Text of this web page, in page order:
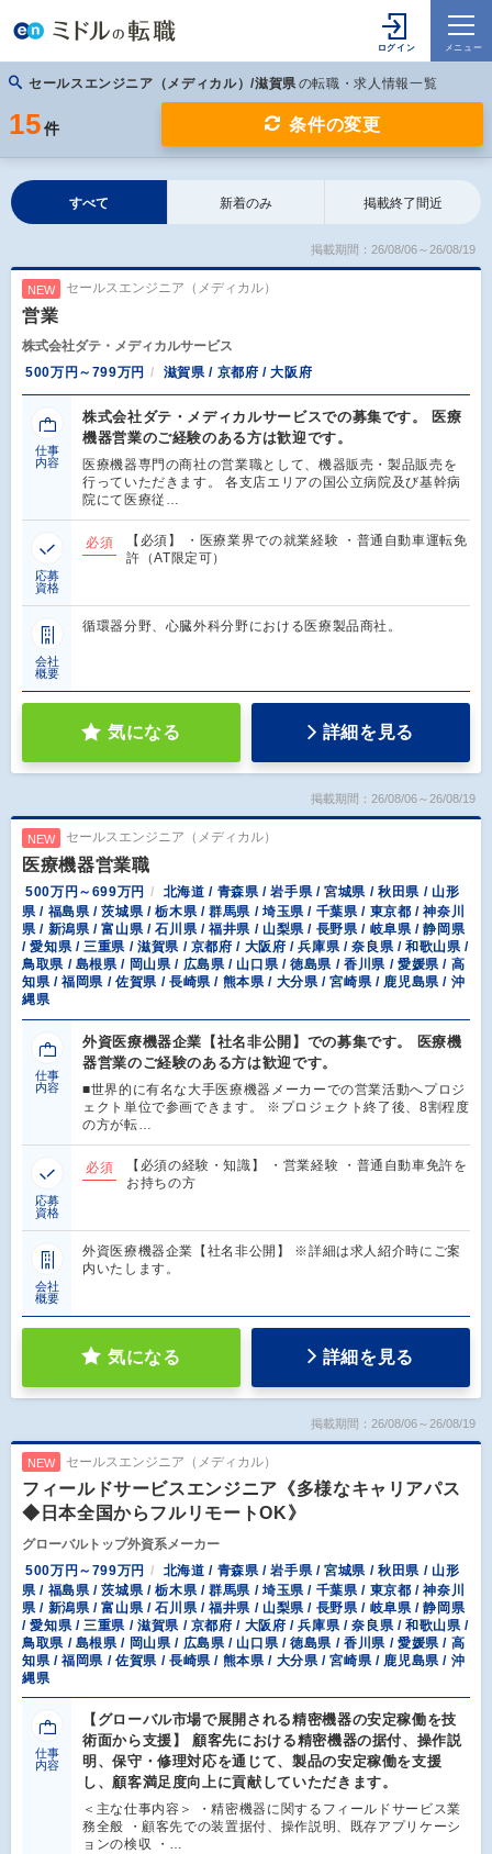
セールスエンジニア（メディカル）/滋賀県 の転職・求人情報一覧
15 件 条件の変更
すべて 新着のみ 掲載終了間近
掲載期間：26/08/06～26/08/19
NEW セールスエンジニア（メディカル）
営業
株式会社ダテ・メディカルサービス
500万円～799万円
滋賀県 / 京都府 / 大阪府
仕事
内容
株式会社ダテ・メディカルサービスでの募集です。 医療
機器営業のご経験のある方は歓迎です。
医療機器専門の商社の営業職として、機器販売・製品販売を
行っていただきます。 各支店エリアの国公立病院及び基幹病
院にて医療従…
応募
資格
必須
【必須】 ・医療業界での就業経験 ・普通自動車運転免
許（AT限定可）
会社
概要
循環器分野、心臓外科分野における医療製品商社。
気になる 詳細を見る
掲載期間：26/08/06～26/08/19
NEW セールスエンジニア（メディカル）
医療機器営業職
500万円～699万円
北海道 / 青森県 / 岩手県 / 宮城県 / 秋田県 / 山形
県 / 福島県 / 茨城県 / 栃木県 / 群馬県 / 埼玉県 / 千葉県 / 東京都 / 神奈川
県 / 新潟県 / 富山県 / 石川県 / 福井県 / 山梨県 / 長野県 / 岐阜県 / 静岡県
/ 愛知県 / 三重県 / 滋賀県 / 京都府 / 大阪府 / 兵庫県 / 奈良県 / 和歌山県 /
鳥取県 / 島根県 / 岡山県 / 広島県 / 山口県 / 徳島県 / 香川県 / 愛媛県 / 高
知県 / 福岡県 / 佐賀県 / 長崎県 / 熊本県 / 大分県 / 宮崎県 / 鹿児島県 / 沖
縄県
仕事
内容
外資医療機器企業【社名非公開】での募集です。 医療機
器営業のご経験のある方は歓迎です。
■世界的に有名な大手医療機器メーカーでの営業活動へプロジ
ェクト単位で参画できます。 ※プロジェクト終了後、8割程度
の方が転…
応募
資格
必須
【必須の経験・知識】 ・営業経験 ・普通自動車免許を
お持ちの方
会社
概要
外資医療機器企業【社名非公開】 ※詳細は求人紹介時にご案
内いたします。
気になる 詳細を見る
掲載期間：26/08/06～26/08/19
NEW セールスエンジニア（メディカル）
フィールドサービスエンジニア《多様なキャリアパス
◆日本全国からフルリモートOK》
グローバルトップ外資系メーカー
500万円～799万円
北海道 / 青森県 / 岩手県 / 宮城県 / 秋田県 / 山形
県 / 福島県 / 茨城県 / 栃木県 / 群馬県 / 埼玉県 / 千葉県 / 東京都 / 神奈川
県 / 新潟県 / 富山県 / 石川県 / 福井県 / 山梨県 / 長野県 / 岐阜県 / 静岡県
/ 愛知県 / 三重県 / 滋賀県 / 京都府 / 大阪府 / 兵庫県 / 奈良県 / 和歌山県 /
鳥取県 / 島根県 / 岡山県 / 広島県 / 山口県 / 徳島県 / 香川県 / 愛媛県 / 高
知県 / 福岡県 / 佐賀県 / 長崎県 / 熊本県 / 大分県 / 宮崎県 / 鹿児島県 / 沖
縄県
仕事
内容
【グローバル市場で展開される精密機器の安定稼働を技
術面から支援】 顧客先における精密機器の据付、操作説
明、保守・修理対応を通じて、製品の安定稼働を支援
し、顧客満足度向上に貢献していただきます。
＜主な仕事内容＞ ・精密機器に関するフィールドサービス業
務全般 ・顧客先での装置据付、操作説明、既存アプリケーシ
ョンの検収 ・…